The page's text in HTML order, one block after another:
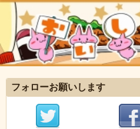
フォローお願いします